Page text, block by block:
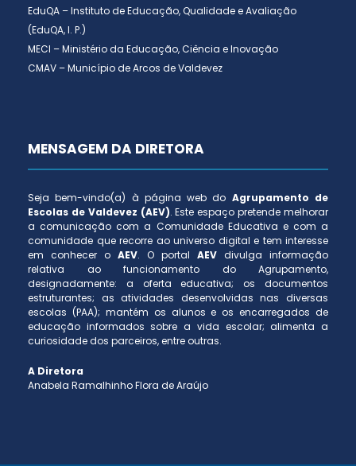
EduQA – Instituto de Educação, Qualidade e Avaliação
(EduQA, I. P.)
MECI – Ministério da Educação, Ciência e Inovação
CMAV – Município de Arcos de Valdevez
MENSAGEM DA DIRETORA
Seja bem-vindo(a) à página web do Agrupamento de
Escolas de Valdevez (AEV). Este espaço pretende melhorar
a comunicação com a Comunidade Educativa e com a
comunidade que recorre ao universo digital e tem interesse
em conhecer o AEV. O portal AEV divulga informação
relativa ao funcionamento do Agrupamento,
designadamente: a oferta educativa; os documentos
estruturantes; as atividades desenvolvidas nas diversas
escolas (PAA); mantém os alunos e os encarregados de
educação informados sobre a vida escolar; alimenta a
curiosidade dos parceiros, entre outras.
A Diretora
Anabela Ramalhinho Flora de Araújo